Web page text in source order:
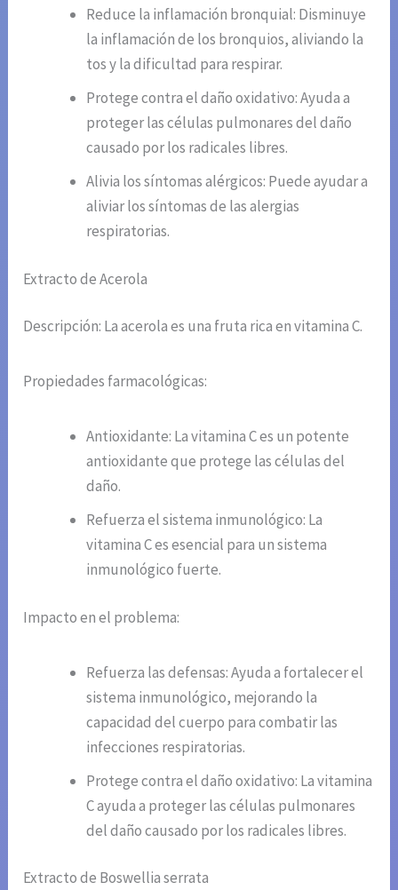
Reduce la inflamación bronquial: Disminuye
la inflamación de los bronquios, aliviando la
tos y la dificultad para respirar.
Protege contra el daño oxidativo: Ayuda a
proteger las células pulmonares del daño
causado por los radicales libres.
Alivia los síntomas alérgicos: Puede ayudar a
aliviar los síntomas de las alergias
respiratorias.
Extracto de Acerola
Descripción: La acerola es una fruta rica en vitamina C.
Propiedades farmacológicas:
Antioxidante: La vitamina C es un potente
antioxidante que protege las células del
daño.
Refuerza el sistema inmunológico: La
vitamina C es esencial para un sistema
inmunológico fuerte.
Impacto en el problema:
Refuerza las defensas: Ayuda a fortalecer el
sistema inmunológico, mejorando la
capacidad del cuerpo para combatir las
infecciones respiratorias.
Protege contra el daño oxidativo: La vitamina
C ayuda a proteger las células pulmonares
del daño causado por los radicales libres.
Extracto de Boswellia serrata